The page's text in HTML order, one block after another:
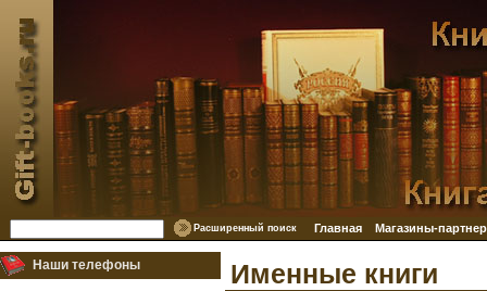
Расширенный поиск Главная Магазины-
Наши телефоны Именные книги